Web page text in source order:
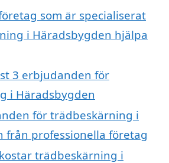
som är specialiserat
i Häradsbygden hjälpa
3 erbjudanden för
i Häradsbygden
för trädbeskärning i
från professionella företag
trädbeskärning i